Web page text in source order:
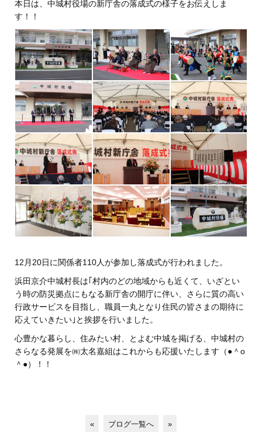
本日は、中城村役場の新庁舎の落成式の様子をお伝えしま
す！！
12月20日に関係者110人が参加し落成式が行われました。
浜田京介中城村長は｢村内のどの地域からも近くて、いざとい
う時の防災拠点にもなる新庁舎の開庁に伴い、さらに質の高い
行政サービスを目指し、職員一丸となり住民の皆さまの期待に
応えていきたい｣と挨拶を行いました。
心豊かな暮らし、住みたい村、とよむ中城を掲げる、中城村の
さらなる発展を㈱太名嘉組はこれからも応援いたします（●＾o
＾●）！！
« ブログ一覧へ »